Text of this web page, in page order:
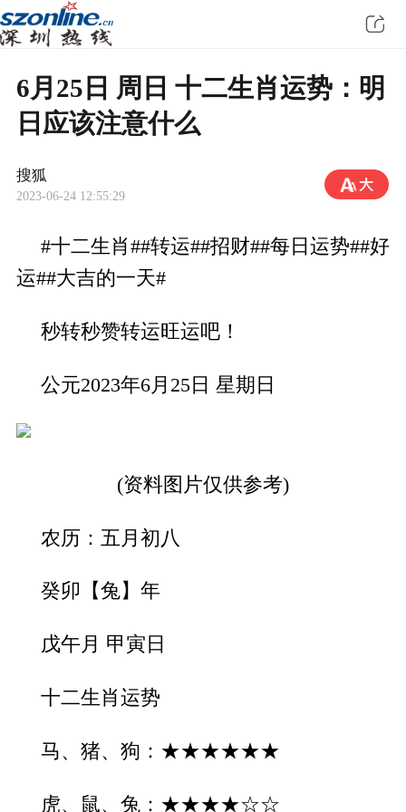
6月25日 周日 十二生肖运势：明
日应该注意什么
搜狐
2023-06-24 12:55:29
#十二生肖##转运##招财##每日运势##好
运##大吉的一天#
秒转秒赞转运旺运吧！
公元2023年6月25日 星期日
(资料图片仅供参考)
农历：五月初八
癸卯【兔】年
戊午月 甲寅日
十二生肖运势
马、猪、狗：★★★★★★
虎、鼠、兔：★★★★☆☆